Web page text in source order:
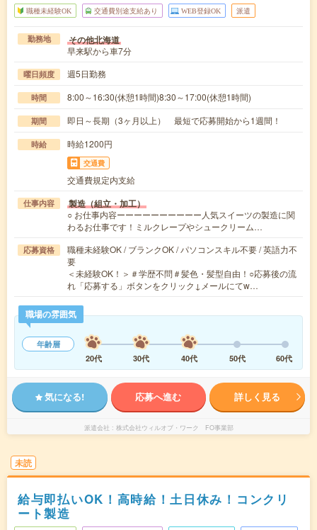
職種未経験OK 交通費別途支給あり WEB登録OK 派遣
勤務地 その他北海道
早来駅から車7分
曜日頻度 週5日勤務
時間 8:00～16:30(休憩1時間)8:30～17:00(休憩1時間)
期間 即日～長期（3ヶ月以上） 最短で応募開始から1週間！
時給 時給1200円
交通費
交通費規定内支給
仕事内容 製造（組立・加工）
○ お仕事内容ーーーーーーーーーー人気スイーツの製造に関
わるお仕事です！ミルクレープやシュークリーム…
応募資格
職種未経験OK / ブランクOK / パソコンスキル不要 / 英語力不
要
＜未経験OK！＞＃学歴不問＃髪色・髪型自由！○応募後の流
れ「応募する」ボタンをクリック↓メールにてw…
職場の雰囲気
年齢層
20代
30代 40代 50代 60代
気になる! 応募へ進む 詳しく見る
派遣会社 株式会社ウィルオブ・ワーク FO事業部
未読
給与即払いOK！高時給！土日休み！コンクリ
ート製造